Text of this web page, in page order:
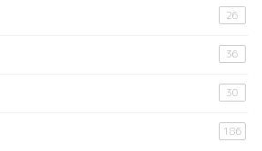
26
36
30
186